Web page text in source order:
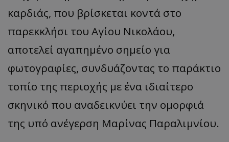
καρδιάς, που βρίσκεται κοντά στο
παρεκκλήσι του Αγίου Νικολάου,
αποτελεί αγαπημένο σημείο για
φωτογραφίες, συνδυάζοντας το παράκτιο
τοπίο της περιοχής με ένα ιδιαίτερο
σκηνικό που αναδεικνύει την ομορφιά
της υπό ανέγερση Μαρίνας Παραλιμνίου.